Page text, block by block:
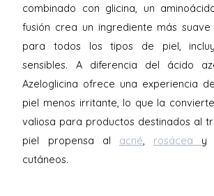
combinado con glicina, un
fusión crea un ingrediente más
para todos los tipos de piel,
sensibles. A diferencia del ácido
Azeloglicina ofrece una experiencia
piel menos irritante, lo que la
valiosa para productos destinados al
piel propensa al acné, rosácea y
cutáneos.